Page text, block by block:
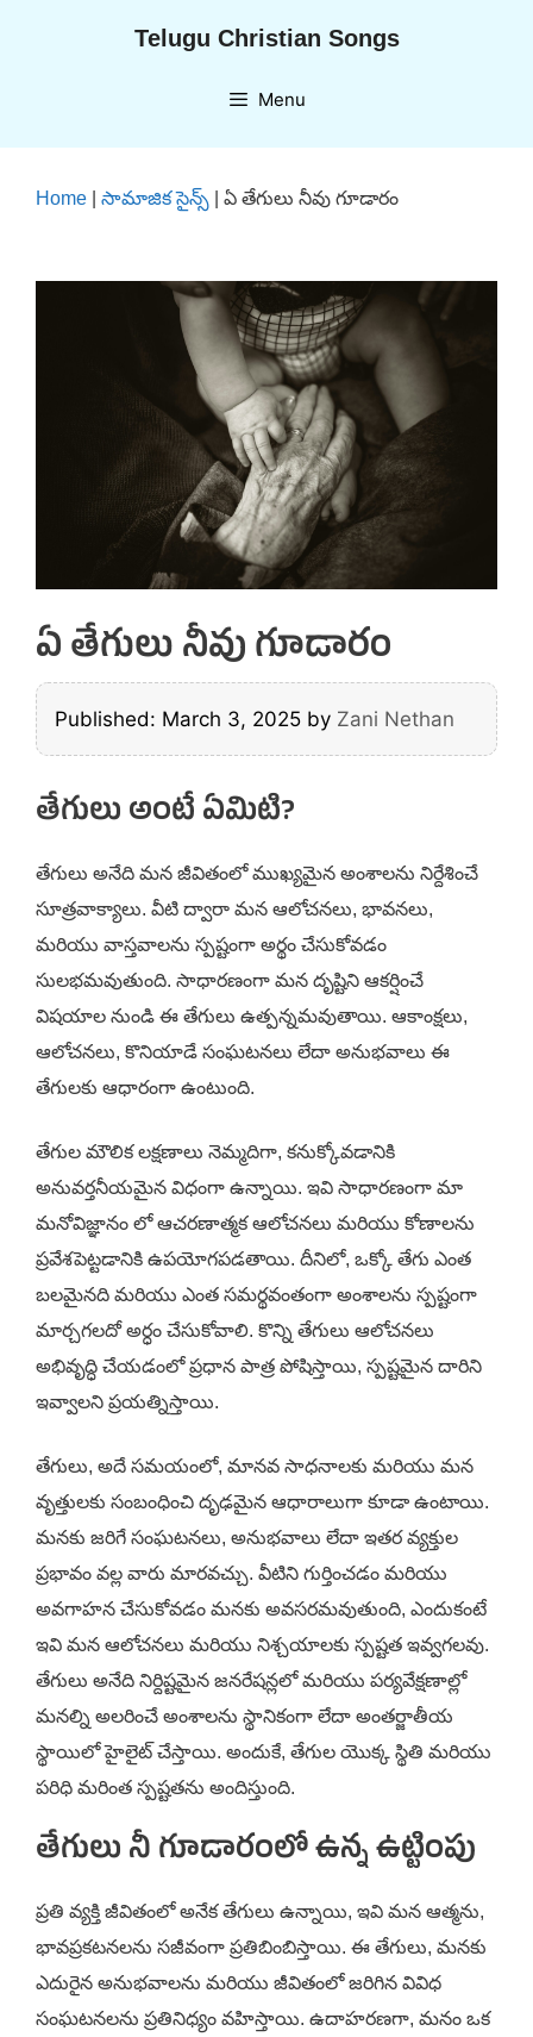
Telugu Christian Songs
Menu
Home సామాజిక సైన్స్ ఏ తేగులు నీవు గూడారం
ఏ తేగులు నీవు గూడారం
Published: March 3, 2025 by Zani Nethan
తేగులు అంటే ఏమిటి?
తేగులు అనేది మన జీవితంలో ముఖ్యమైన అంశాలను నిర్దేశించే
సూత్రవాక్యాలు. వీటి ద్వారా మన ఆలోచనలు, భావనలు,
మరియు వాస్తవాలను స్పష్టంగా అర్థం చేసుకోవడం
సులభమవుతుంది. సాధారణంగా మన దృష్టిని ఆకర్షించే
విషయాల నుండి ఈ తేగులు ఉత్పన్నమవుతాయి. ఆకాంక్షలు,
ఆలోచనలు, కొనియాడే సంఘటనలు లేదా అనుభవాలు ఈ
తేగులకు ఆధారంగా ఉంటుంది.
తేగుల మౌలిక లక్షణాలు నెమ్మదిగా, కనుక్కోవడానికి
అనువర్తనీయమైన విధంగా ఉన్నాయి. ఇవి సాధారణంగా మా
మనోవిజ్ఞానం లో ఆచరణాత్మక ఆలోచనలు మరియు కోణాలను
ప్రవేశపెట్టడానికి ఉపయోగపడతాయి. దీనిలో, ఒక్కో తేగు ఎంత
బలమైనది మరియు ఎంత సమర్థవంతంగా అంశాలను స్పష్టంగా
మార్చగలదో అర్ధం చేసుకోవాలి. కొన్ని తేగులు ఆలోచనలు
అభివృద్ధి చేయడంలో ప్రధాన పాత్ర పోషిస్తాయి, స్పష్టమైన దారిని
ఇవ్వాలని ప్రయత్నిస్తాయి.
తేగులు, అదే సమయంలో, మానవ సాధనాలకు మరియు మన
వృత్తులకు సంబంధించి దృఢమైన ఆధారాలుగా కూడా ఉంటాయి.
మనకు జరిగే సంఘటనలు, అనుభవాలు లేదా ఇతర వ్యక్తుల
ప్రభావం వల్ల వారు మారవచ్చు. వీటిని గుర్తించడం మరియు
అవగాహన చేసుకోవడం మనకు అవసరమవుతుంది, ఎందుకంటే
ఇవి మన ఆలోచనలు మరియు నిశ్చయాలకు స్పష్టత ఇవ్వగలవు.
తేగులు అనేది నిర్దిష్టమైన జనరేషన్లలో మరియు పర్యవేక్షణాల్లో
మనల్ని అలరించే అంశాలను స్థానికంగా లేదా అంతర్జాతీయ
స్థాయిలో హైలైట్ చేస్తాయి. అందుకే, తేగుల యొక్క స్థితి మరియు
పరిధి మరింత స్పష్టతను అందిస్తుంది.
తేగులు నీ గూడారంలో ఉన్న ఉట్టింపు
ప్రతి వ్యక్తి జీవితంలో అనేక తేగులు ఉన్నాయి, ఇవి మన ఆత్మను,
భావప్రకటనలను సజీవంగా ప్రతిబింబిస్తాయి. ఈ తేగులు, మనకు
ఎదురైన అనుభవాలను మరియు జీవితంలో జరిగిన వివిధ
సంఘటనలను ప్రతినిధ్యం వహిస్తాయి. ఉదాహరణగా, మనం ఒక